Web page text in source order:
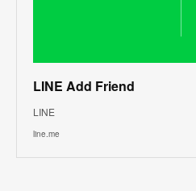
LINE Add Friend
LINE
line.me